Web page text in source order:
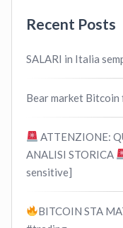
Recent Posts
SALARI in Italia
Bear market Bitcoin
ATTENZIONE:
ANALISI STORICA
sensitive]
BITCOIN STA